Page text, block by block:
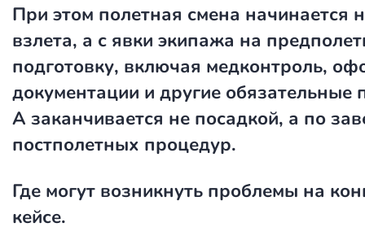
При этом полетная смена начинается
взлета, а с явки экипажа на
подготовку, включая медконтроль,
документации и другие обязательные
А заканчивается не посадкой, а по
постполетных процедур.
Где могут возникнуть проблемы на
кейсе.